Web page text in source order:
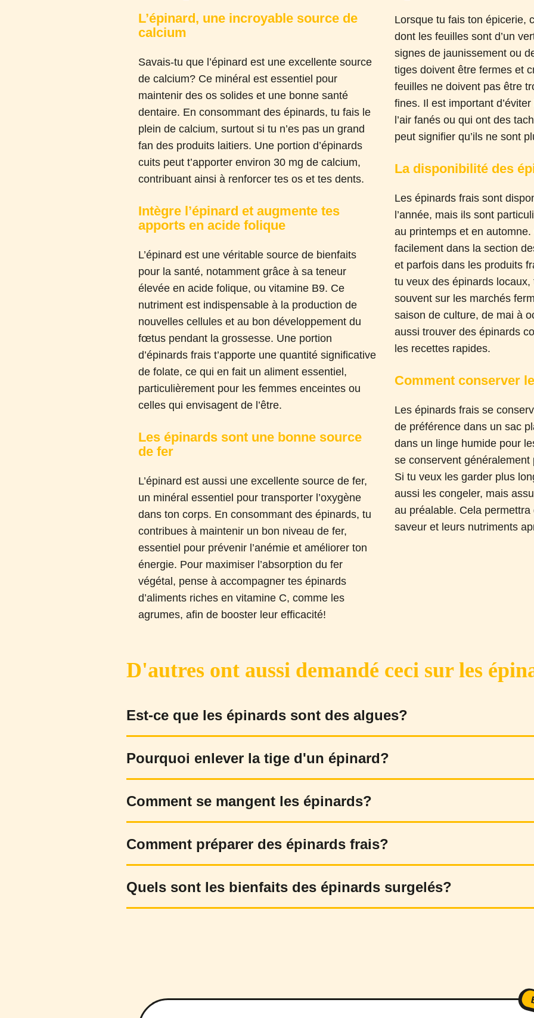
L’épinard, une incroyable source de
calcium
Savais-tu que l’épinard est une excellente source
de calcium? Ce minéral est essentiel pour
maintenir des os solides et une bonne santé
dentaire. En consommant des épinards, tu fais le
plein de calcium, surtout si tu n’es pas un grand
fan des produits laitiers. Une portion d’épinards
cuits peut t’apporter environ 30 mg de calcium,
contribuant ainsi à renforcer tes os et tes dents.
Intègre l’épinard et augmente tes
apports en acide folique
L’épinard est une véritable source de bienfaits
pour la santé, notamment grâce à sa teneur
élevée en acide folique, ou vitamine B9. Ce
nutriment est indispensable à la production de
nouvelles cellules et au bon développement du
fœtus pendant la grossesse. Une portion
d’épinards frais t’apporte une quantité significative
de folate, ce qui en fait un aliment essentiel,
particulièrement pour les femmes enceintes ou
celles qui envisagent de l’être.
Les épinards sont une bonne source
de fer
L’épinard est aussi une excellente source de fer,
un minéral essentiel pour transporter l’oxygène
dans ton corps. En consommant des épinards, tu
contribues à maintenir un bon niveau de fer,
essentiel pour prévenir l’anémie et améliorer ton
énergie. Pour maximiser l’absorption du fer
végétal, pense à accompagner tes épinards
d’aliments riches en vitamine C, comme les
agrumes, afin de booster leur efficacité!
Lorsque tu fais ton épicerie,
dont les feuilles sont d’un
signes de jaunissement ou
tiges doivent être fermes et
feuilles ne doivent pas être
fines. Il est important
l’air fanés ou qui ont des
peut signifier qu’ils ne sont
La disponibilité des
Les épinards frais sont
l’année, mais ils sont
au printemps et en
facilement dans la section
et parfois dans les produits
tu veux des épinards
souvent sur les marchés
saison de culture, de mai à
aussi trouver des épinards
les recettes rapides.
Comment conserver
Les épinards frais se
de préférence dans un sac
dans un linge humide pour
se conservent généralement
Si tu veux les garder plus
aussi les congeler, mais
au préalable. Cela
saveur et leurs nutriments
D'autres ont aussi demandé ceci sur les
Est-ce que les épinards sont des algues?
Pourquoi enlever la tige d'un épinard?
Comment se mangent les épinards?
Comment préparer des épinards frais?
Quels sont les bienfaits des épinards surgelés?